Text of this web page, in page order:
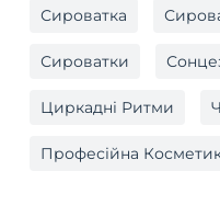
Сироватка
Сироватки
Циркадні Ритми
Професійна